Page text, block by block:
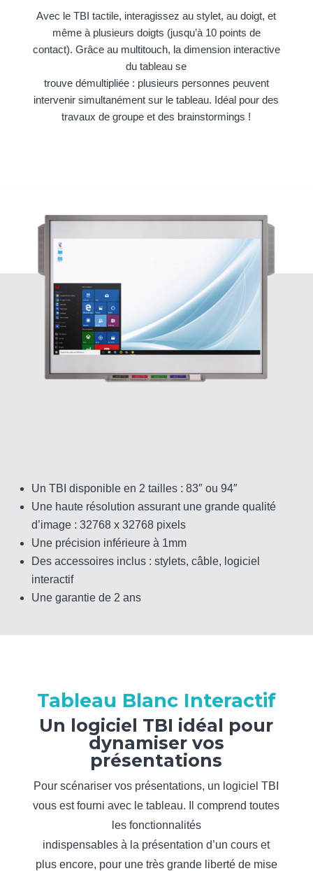
Avec le TBI tactile, interagissez au stylet, au doigt, et
même à plusieurs doigts (jusqu’à 10 points de
contact). Grâce au multitouch, la dimension interactive
du tableau se
trouve démultipliée : plusieurs personnes peuvent
intervenir simultanément sur le tableau. Idéal pour des
travaux de groupe et des brainstormings !
Un TBI disponible en 2 tailles : 83″ ou 94″
Une haute résolution assurant une grande qualité
d’image : 32768 x 32768 pixels
Une précision inférieure à 1mm
Des accessoires inclus : stylets, câble, logiciel
interactif
Une garantie de 2 ans
Tableau Blanc Interactif
Un logiciel TBI idéal pour
dynamiser vos
présentations
Pour scénariser vos présentations, un logiciel TBI
vous est fourni avec le tableau. Il comprend toutes
les fonctionnalités
indispensables à la présentation d’un cours et
plus encore, pour une très grande liberté de mise